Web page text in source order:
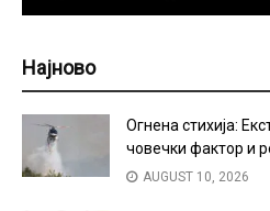
Најново
Огнена стихија:
човечки фактор и
AUGUST 10, 2026